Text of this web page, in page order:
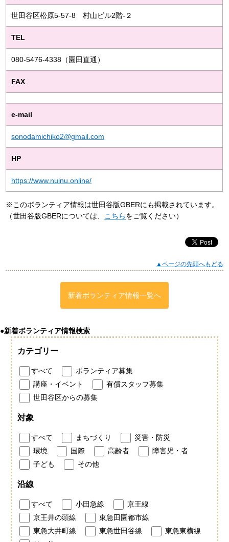
世田谷区松原5-57-8 村山ビル2階-２
TEL
080-5476-4338（園田直通）
FAX
e-mail
sonodamichiko2@gmail.com
HP
https://www.nuinu.online/
※このボランティア情報は世田谷版GBERにも掲載されています。
（世田谷版GBERについては、
こちらをご覧ください）
▲ページの先頭へもどる
新着ボランティア情報一覧へ
●新着ボランティア情報検索
カテゴリー
すべて
ボランティア募集
講座・イベント
有償スタッフ募集
世田谷区からの募集
対象
すべて まちづくり
災害・防災
環境
国際 高齢者
障害児・者
子ども
その他
沿線
すべて 小田急線
京王線
京王井の頭線
東急田園都市線
東急大井町線
東急世田谷線
東急東横線